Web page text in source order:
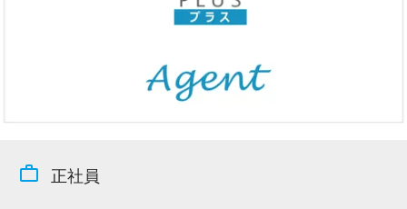
PC版サイトを見る
work_outline 正社員